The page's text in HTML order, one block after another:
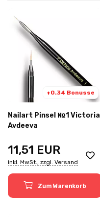
+0.34 Bonusse
Nailart Pinsel №1 Victoria
Avdeeva
11,51 EUR
inkl. MwSt., zzgl. Versand
Zum Warenkorb